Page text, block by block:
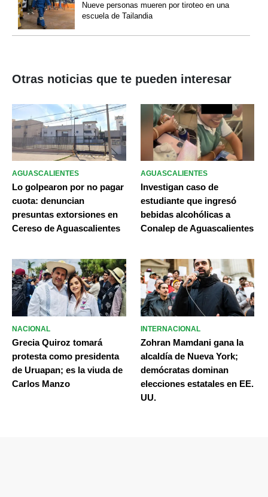
Nueve personas mueren por tiroteo en una
escuela de Tailandia
Otras noticias que te pueden interesar
AGUASCALIENTES
Lo golpearon por no pagar
cuota: denuncian
presuntas extorsiones en
Cereso de Aguascalientes
AGUASCALIENTES
Investigan caso de
estudiante que ingresó
bebidas alcohólicas a
Conalep de Aguascalientes
NACIONAL
Grecia Quiroz tomará
protesta como presidenta
de Uruapan; es la viuda de
Carlos Manzo
INTERNACIONAL
Zohran Mamdani gana la
alcaldía de Nueva York;
demócratas dominan
elecciones estatales en EE.
UU.